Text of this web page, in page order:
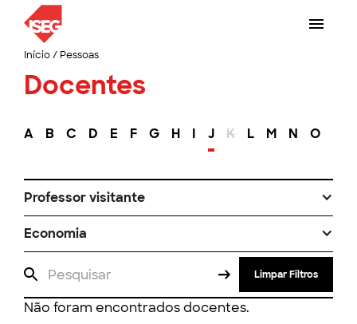
Início/ Pessoas
Docentes
A B C D E F G H I J K L M N O
Professor visitante
Economia
Limpar Filtros
Não foram encontrados docentes.